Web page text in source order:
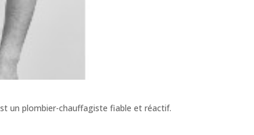
un plombier-chauffagiste fiable et réactif.